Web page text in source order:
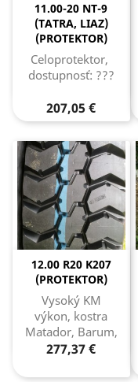
11.00-20 NT-9
(TATRA, LIAZ)
(PROTEKTOR)
Celoprotektor,
dostupnosť: ???
207,05 €
12.00 R20 K207
(PROTEKTOR)
Vysoký KM
výkon, kostra
Matador, Barum,
Kama
277,37 €